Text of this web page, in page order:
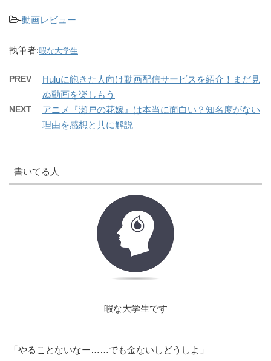
-動画レビュー
執筆者:暇な大学生
PREV
Huluに飽きた人向け動画配信サービスを紹介！まだ見
ぬ動画を楽しもう
NEXT
アニメ『瀬戸の花嫁』は本当に面白い？知名度がない
理由を感想と共に解説
書いてる人
暇な大学生です
「やることないなー……でも金ないしどうしよ」